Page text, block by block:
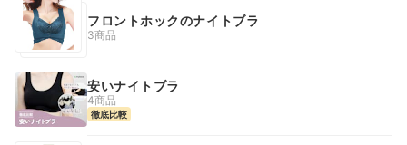
フロントホックのナイトブラ
3商品
安いナイトブラ
4商品
徹底比較